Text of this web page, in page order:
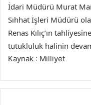
İdari Müdürü Murat
Sıhhat İşleri Müdürü
Renas Kılıç’ın
tutukluluk halinin
Kaynak : Milliyet